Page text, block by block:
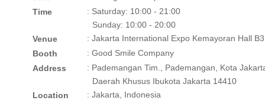
Time
: Saturday: 10:00 - 21:00
Sunday: 10:00 - 20:00
Venue
: Jakarta International Expo Kemayoran Hall B3
Booth
: Good Smile Company
Address
: Pademangan Tim., Pademangan, Kota
Daerah Khusus Ibukota Jakarta 14410
Location
: Jakarta, Indonesia